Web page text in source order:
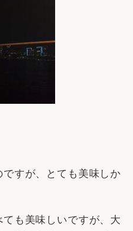
すが、とても美味しか
も美味しいですが、大